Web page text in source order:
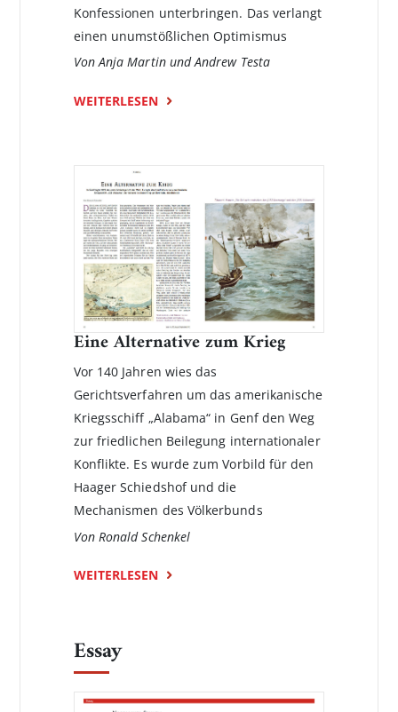
Konfessionen unter­bringen. Das verlangt
einen unumstößlichen Optimismus
Von Anja Martin und Andrew Testa
WEITERLESEN
Eine Alternative zum Krieg
Vor 140 Jahren wies das
Gerichtsverfahren um das amerikanische
Kriegsschiff „Alabama“ in Genf den Weg
zur friedlichen Beilegung internationaler
Konflikte. Es wurde zum Vorbild für den
Haager Schiedshof und die
Mechanismen des Völkerbunds
Von Ronald Schenkel
WEITERLESEN
Essay